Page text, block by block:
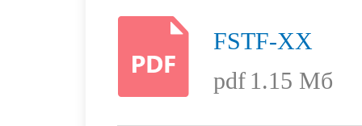
FSTF-XX
pdf 1.15 Мб